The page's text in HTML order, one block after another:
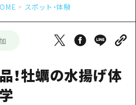
ライフ
化
東部
東部
ス
周遊チケット
預かり・配送サービス
関係者の皆さま
スポット・体験
！牡蠣の水揚げ体